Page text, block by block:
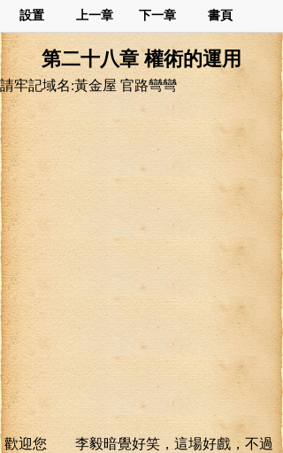
設置 上一章 下一章 書頁
第二十八章 權術的運用
請牢記域名:黃金屋 官路彎彎
歡迎您 李毅暗覺好笑，這場好戲，不過